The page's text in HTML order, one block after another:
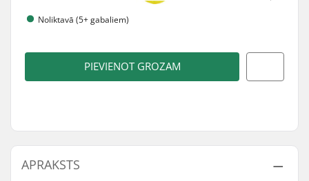
Noliktavā (5+ gabaliem)
PIEVIENOT GROZAM
APRAKSTS